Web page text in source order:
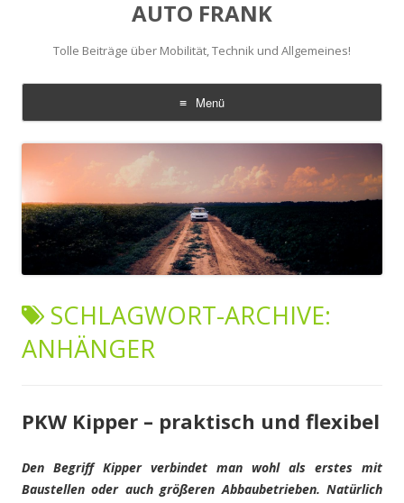
AUTO FRANK
Tolle Beiträge über Mobilität, Technik und Allgemeines!
Menü
Zum
Inhalt
SCHLAGWORT-ARCHIVE:
ANHÄNGER
PKW Kipper – praktisch und flexibel
Den Begriff Kipper verbindet man wohl als erstes mit
Baustellen oder auch größeren Abbaubetrieben. Natürlich